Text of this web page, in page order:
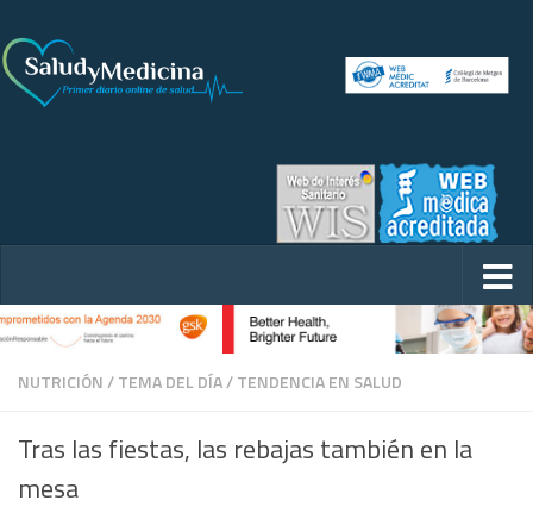
NUTRICIÓN/TEMA DEL DÍA/TENDENCIA EN SALUD
Tras las fiestas, las rebajas también en la
mesa